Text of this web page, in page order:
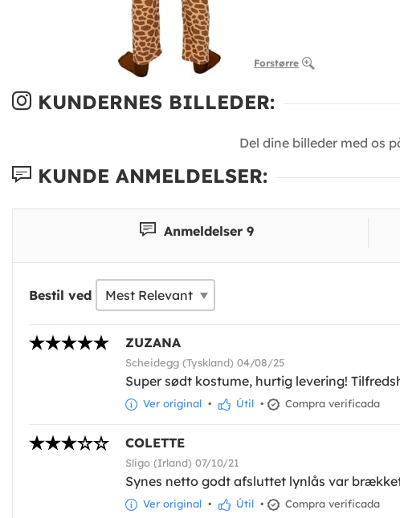
Forstørre
KUNDERNES BILLEDER:
Del dine billeder med os
KUNDE ANMELDELSER:
Anmeldelser 9
Bestil ved
ZUZANA
Scheidegg (Tyskland) 04/08/25
Super sødt kostume, hurtig levering!
Ver original • Útil • Compra verificada
COLETTE
Sligo (Irland) 07/10/21
Synes netto godt afsluttet lynlås var
Ver original • Útil • Compra verificada